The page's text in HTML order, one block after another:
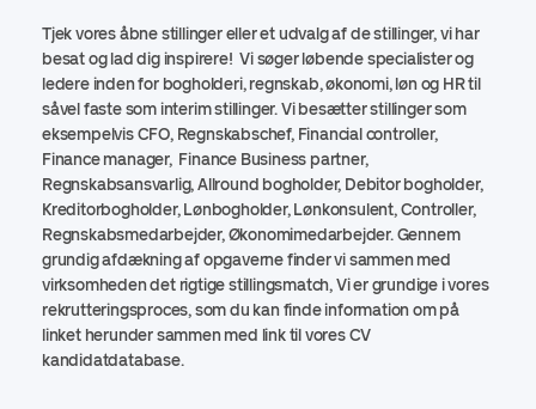
Tjek vores åbne stillinger eller et udvalg af de stillinger, vi har
besat og lad dig inspirere! Vi søger løbende specialister og
ledere inden for bogholderi, regnskab, økonomi, løn og HR til
såvel faste som interim stillinger. Vi besætter stillinger som
eksempelvis CFO, Regnskabschef, Financial controller,
Finance manager, Finance Business partner,
Regnskabsansvarlig, Allround bogholder, Debitor bogholder,
Kreditorbogholder, Lønbogholder, Lønkonsulent, Controller,
Regnskabsmedarbejder, Økonomimedarbejder. Gennem
grundig afdækning af opgaverne finder vi sammen med
virksomheden det rigtige stillingsmatch, Vi er grundige i vores
rekrutteringsproces, som du kan finde information om på
linket herunder sammen med link til vores CV
kandidatdatabase.